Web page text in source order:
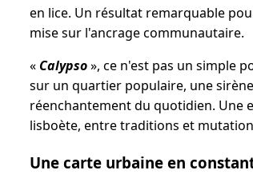
en lice. Un résultat remarquable
mise sur l'ancrage communautaire.
« Calypso», ce n'est pas un simple
sur un quartier populaire, une
réenchantement du quotidien. Une
lisboète, entre traditions et
Une carte urbaine en